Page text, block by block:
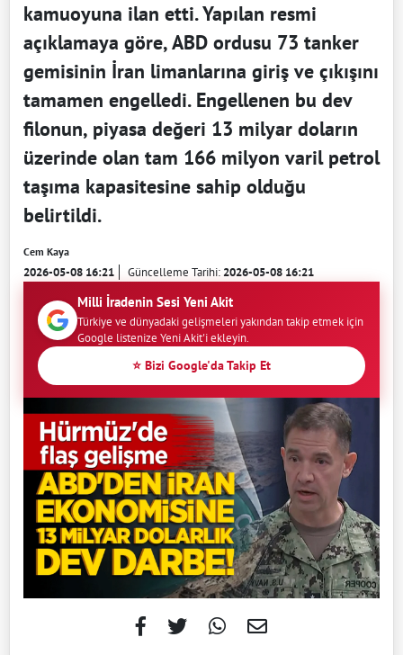
kamuoyuna ilan etti. Yapılan resmi
açıklamaya göre, ABD ordusu 73 tanker
gemisinin İran limanlarına giriş ve çıkışını
tamamen engelledi. Engellenen bu dev
filonun, piyasa değeri 13 milyar doların
üzerinde olan tam 166 milyon varil petrol
taşıma kapasitesine sahip olduğu
belirtildi.
Cem Kaya
2026-05-08 16:21 Güncelleme Tarihi:2026-05-08 16:21
Milli İradenin Sesi Yeni Akit
Türkiye ve dünyadaki gelişmeleri yakından takip etmek için
Google listenize Yeni Akit'i ekleyin.
⭐ Bizi Google'da Takip Et